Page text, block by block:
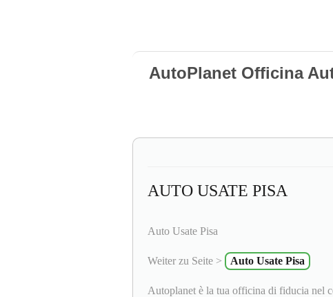
AutoPlanet Officina
AUTO USATE PISA
Auto Usate Pisa
Weiter zu Seite > Auto Usate Pisa
Autoplanet è la tua officina di fiducia nel